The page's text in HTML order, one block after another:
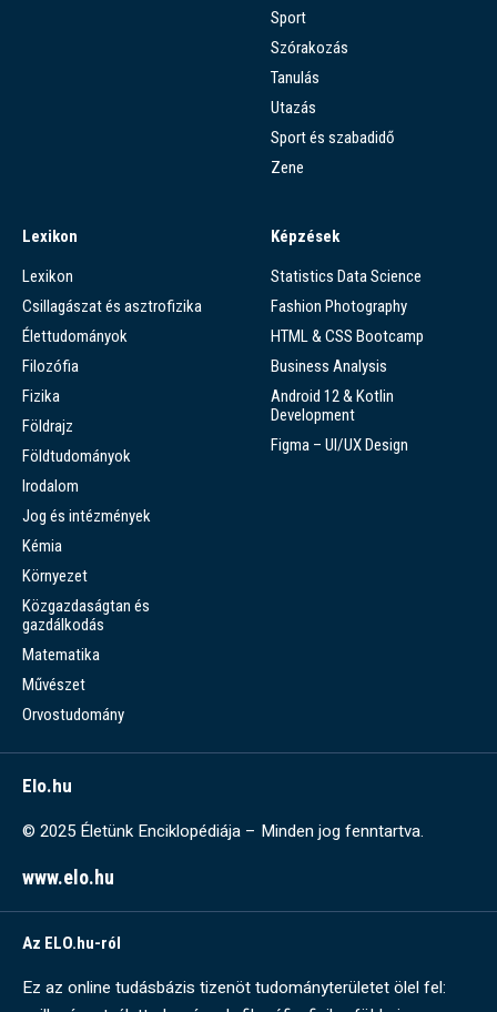
Sport
Szórakozás
Tanulás
Utazás
Sport és szabadidő
Zene
Lexikon
Lexikon
Csillagászat és asztrofizika
Élettudományok
Filozófia
Fizika
Földrajz
Földtudományok
Irodalom
Jog és intézmények
Kémia
Környezet
Közgazdaságtan és
gazdálkodás
Matematika
Művészet
Orvostudomány
Képzések
Statistics Data Science
Fashion Photography
HTML & CSS Bootcamp
Business Analysis
Android 12 & Kotlin
Development
Figma – UI/UX Design
Elo.hu
© 2025 Életünk Enciklopédiája – Minden jog fenntartva.
www.elo.hu
Az ELO.hu-ról
Ez az online tudásbázis tizenöt tudományterületet ölel fel: